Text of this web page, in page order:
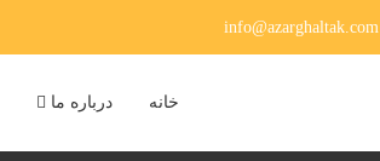
info@azarghaltak.com
خانه درباره ما